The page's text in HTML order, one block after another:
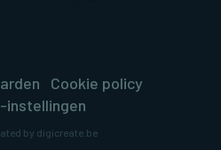
Cookie policy
instellingen
by digicreate.be